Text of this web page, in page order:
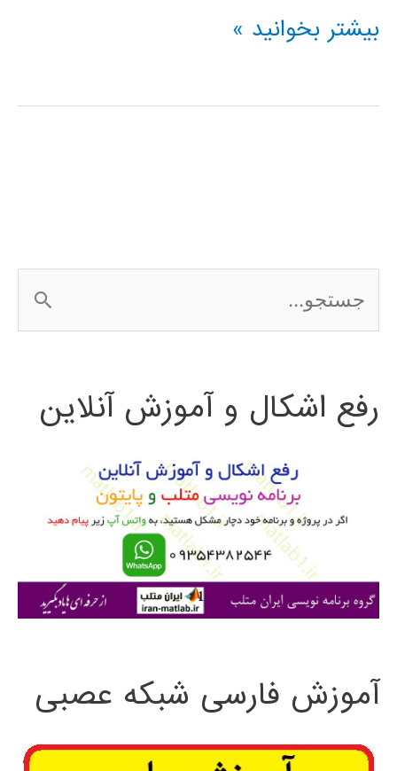
آموزش
پایگاه
بیشتر بخوانید »
س
ج
ی
رفع اشکال و آموزش آنلاین
آموزش فارسی شبکه عصبی